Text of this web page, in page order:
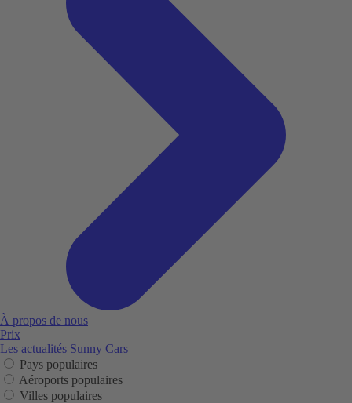
À propos de nous
Prix
Les actualités Sunny Cars
Pays populaires
Aéroports populaires
Villes populaires